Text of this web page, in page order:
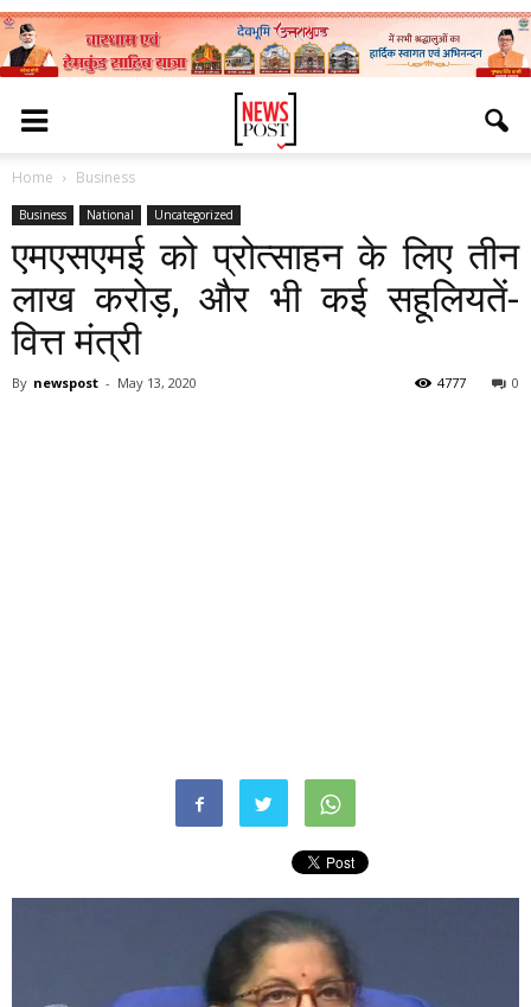
Home Business
Business National Uncategorized
एमएसएमई को प्रोत्साहन के लिए तीन
लाख करोड़, और भी कई सहूलियतें-
वित्त मंत्री
By newspost - May 13, 2020 0
4777